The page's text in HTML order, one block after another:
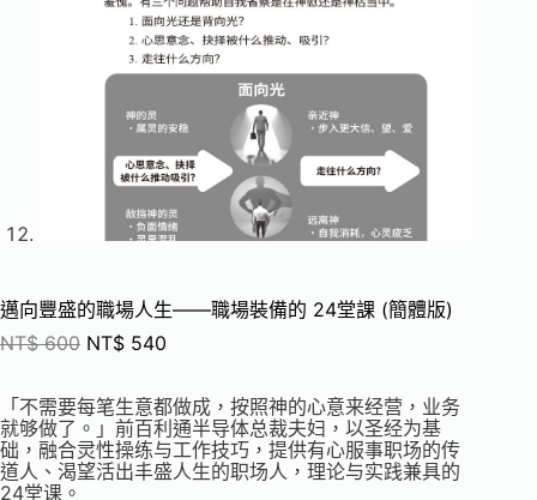
邁向豐盛的職場人生——職場裝備的 24堂課 (簡體版)
NT$600 NT$ 540
「不需要每笔生意都做成，按照神的心意来经营，业务
就够做了。」前百利通半导体总裁夫妇，以圣经为基
础，融合灵性操练与工作技巧，提供有心服事职场的传
道人、渴望活出丰盛人生的职场人，理论与实践兼具的
24堂课。